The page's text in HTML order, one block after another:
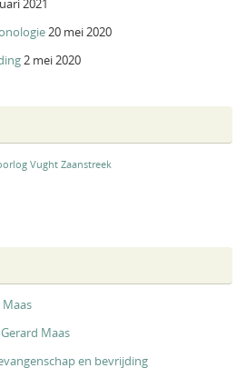
2021
20 mei 2020
2 mei 2020
Vught Zaanstreek
Maas
Maas
en bevrijding